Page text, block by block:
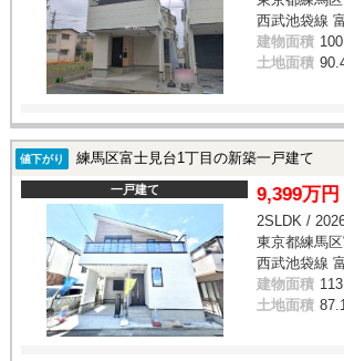
西武池袋線
建物面積
土地面積
値下がり 練馬区富士見台1丁目の新築一戸建て
一戸建て 9,399万円
2SLDK /
東京都練馬
西武池袋線
建物面積
土地面積